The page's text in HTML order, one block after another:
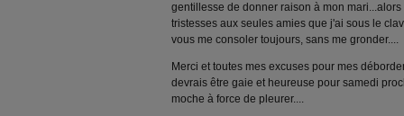
gentillesse de donner raison à mon
tristesses aux seules amies que j'ai sous le
vous me consoler toujours, sans me gronder....
Merci et toutes mes excuses pour mes
devrais être gaie et heureuse pour samedi
moche à force de pleurer....